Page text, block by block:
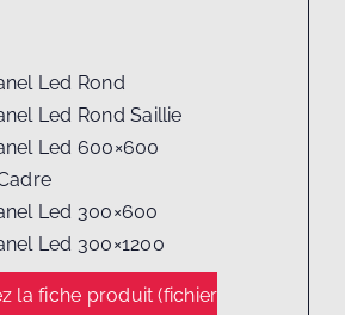
Led Rond
Led Rond Saillie
Led 600×600
Led 300×600
Led 300×1200
la fiche produit (fichier